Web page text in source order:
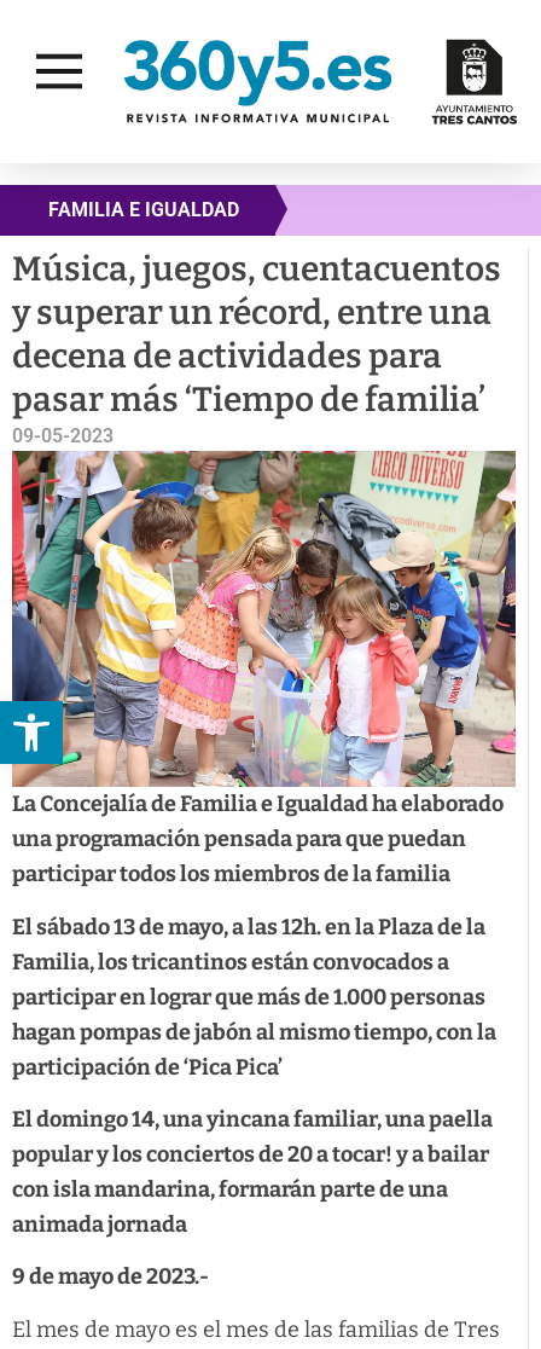
Abrir barra de herramientas
FAMILIA E IGUALDAD
Música, juegos, cuentacuentos
y superar un récord, entre una
decena de actividades para
pasar más ‘Tiempo de familia’
09-05-2023
La Concejalía de Familia e Igualdad ha elaborado
una programación pensada para que puedan
participar todos los miembros de la familia
El sábado 13 de mayo, a las 12h. en la Plaza de la
Familia, los tricantinos están convocados a
participar en lograr que más de 1.000 personas
hagan pompas de jabón al mismo tiempo, con la
participación de ‘Pica Pica’
El domingo 14, una yincana familiar, una paella
popular y los conciertos de 20 a tocar! y a bailar
con isla mandarina, formarán parte de una
animada jornada
9 de mayo de 2023.-
El mes de mayo es el mes de las familias de Tres